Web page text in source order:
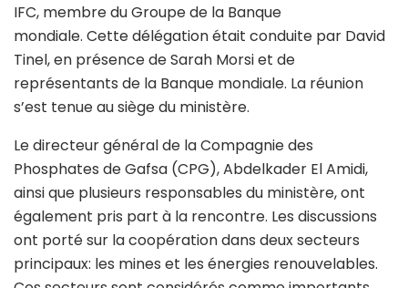
IFC, membre du Groupe de la Banque
mondiale. Cette délégation était conduite par David
Tinel, en présence deSarah Morsiet de
représentants de la Banque mondiale. La réunion
s’est tenue au siège du ministère.
Le directeur général de la Compagnie des
Phosphates de Gafsa (CPG), Abdelkader El Amidi,
ainsi que plusieurs responsables du ministère, ont
également pris part à la rencontre. Les discussions
ont porté sur la coopération dans deux secteurs
principaux: les mines et les énergies renouvelables.